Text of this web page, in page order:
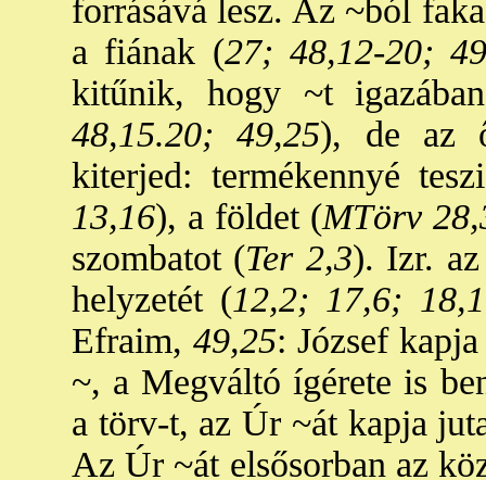
forrásává lesz. Az ~ból
a fiának (27; 48,12-20;
kitűnik, hogy ~t
48,15.20; 49,25), de az
kiterjed: termékennyé
13,16), a földet (MTörv
szombatot (Ter 2,3). Izr.
helyzetét (12,2; 17,6;
Efraim, 49,25: József
~, a Megváltó ígérete is
a törv-t, az Úr ~át kapja
Az Úr ~át elsősorban az